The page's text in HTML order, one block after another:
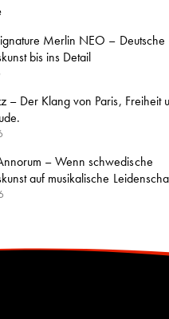
Merlin NEO – Deutsche
bis ins Detail
– Der Klang von Paris, Freiheit
– Wenn schwedische
auf musikalische